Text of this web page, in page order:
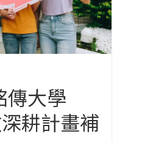
傳大學
耕計畫補